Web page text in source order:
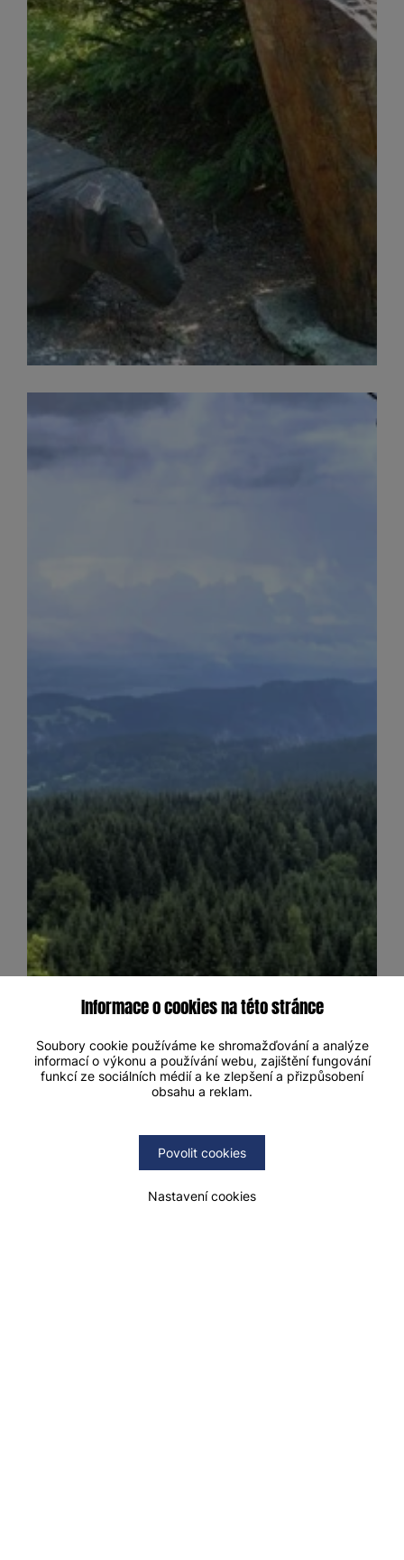
Informace o cookies na této stránce
Soubory cookie používáme ke shromažďování a analýze
informací o výkonu a používání webu, zajištění fungování
funkcí ze sociálních médií a ke zlepšení a přizpůsobení
obsahu a reklam.
Povolit cookies
Nastavení cookies